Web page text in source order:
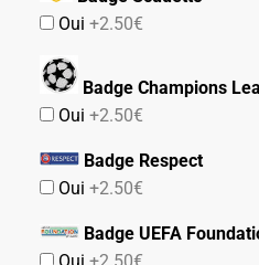
Oui+2.50€
Badge Champions
Oui+2.50€
Badge Respect
Oui+2.50€
Badge UEFA